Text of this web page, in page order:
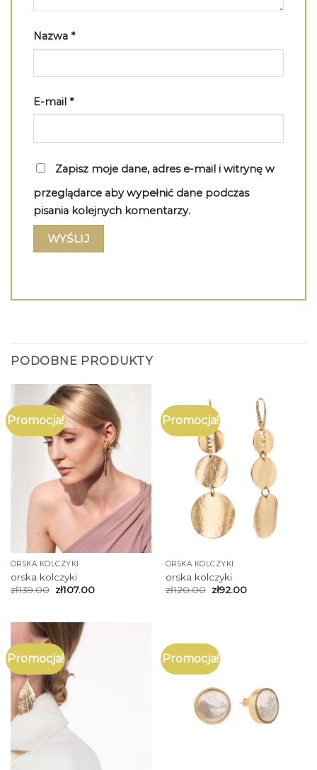
Nazwa *
E-mail *
Zapisz moje dane, adres e-mail i witrynę w
przeglądarce aby wypełnić dane podczas
pisania kolejnych komentarzy.
PODOBNE PRODUKTY
Promocja!
ORSKA KOLCZYKI
orska kolczyki
zł139.00 zł107.00
Promocja!
ORSKA KOLCZYKI
orska kolczyki
zł120.00 zł92.00
Promocja! Promocja!